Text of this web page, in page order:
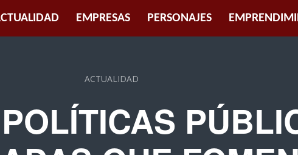
EMPRESAS PERSONAJES
ACTUALIDAD